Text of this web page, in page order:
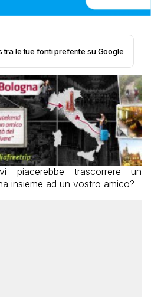
tra le tue fonti preferite su Google
piacerebbe trascorrere un
insieme ad un vostro amico?